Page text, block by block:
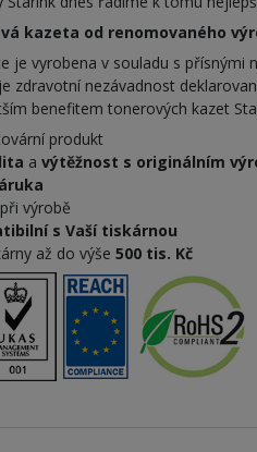
kazeta od renomovaného
je vyrobena v souladu s přísnými
zdravotní nezávadnost
benefitem tonerových kazet
produkt
a výtěžnost s originálním
výrobě
s Vaší tiskárnou
až do výše 500 tis. Kč